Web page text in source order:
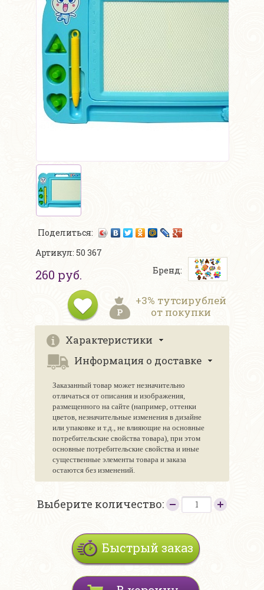
Поделиться:
Артикул: 50 367
260 руб. Бренд:
+3% тутсирублей
от покупки
Характеристики
Информация о доставке
Заказанный товар может незначительно
отличаться от описания и изображения,
размещенного на сайте (например, оттенки
цветов, незначительные изменения в дизайне
или упаковке и т.д., не влияющие на основные
потребительские свойства товара), при этом
основные потребительские свойства и иные
существенные элементы товара и заказа
остаются без изменений.
Выберите количество:
Быстрый заказ